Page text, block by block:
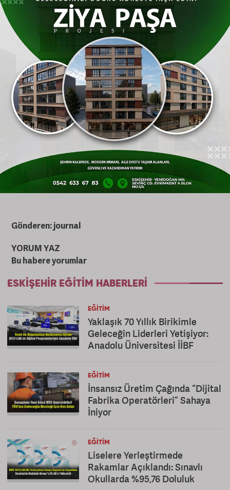
Dereceye giren diğer öğrenciler arasında
Ondokuz Mayıs Üniversitesi’nden Birkan
Baysan birincilik, Sivas Cumhuriyet
Üniversitesi’nden Ümit Şuara Albayrak
üçüncülük ödülünü kazandı. FMV Işık
Üniversitesi’nden Güzide Sima Karakaya ise
Jüri Özel Ödülü’nün sahibi oldu.
Gönderen: journal
YORUM YAZ
Bu habere yorumlar
ESKIŞEHIR EĞITIM HABERLERI
EĞITIM
Yaklaşık 70 Yıllık Birikimle
Geleceğin Liderleri Yetişiyor:
Anadolu Üniversitesi İİBF
EĞITIM
İnsansız Üretim Çağında “Dijital
Fabrika Operatörleri” Sahaya
İniyor
EĞITIM
Liselere Yerleştirmede
Rakamlar Açıklandı: Sınavlı
Okullarda %95,76 Doluluk